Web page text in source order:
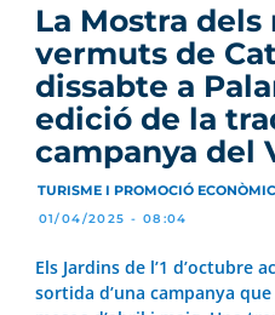
La Mostra
vermuts de
dissabte a
edició de la
campanya del
TURISME I PROMOCIÓ
01/04/2025 - 08:04
Els Jardins de l’1 d’octubre
sortida d’una campanya